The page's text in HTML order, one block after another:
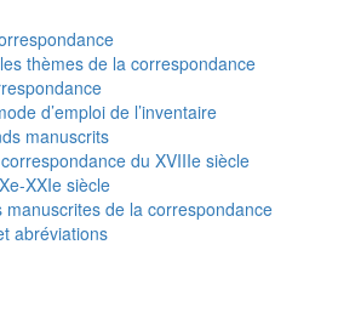
thèmes de la correspondance
d’emploi de l’inventaire
manuscrits
du XVIIIe siècle
XXIe siècle
manuscrites de la correspondance
abréviations